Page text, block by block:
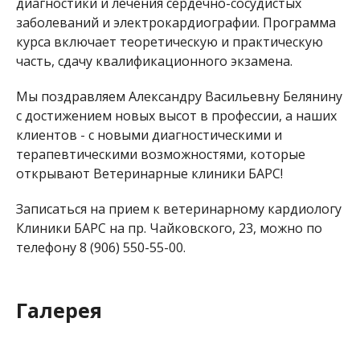
заболеваний и электрокардиографии. Программа
курса включает теоретическую и практическую
часть, сдачу квалификационного экзамена.
Мы поздравляем Александру Васильевну Белянину
с достижением новых высот в профессии, а наших
клиентов - с новыми диагностическими и
терапевтическими возможностями, которые
открывают Ветеринарные клиники БАРС!
Записаться на прием к ветеринарному кардиологу
Клиники БАРС на пр. Чайковского, 23, можно по
телефону 8 (906) 550-55-00.
Галерея